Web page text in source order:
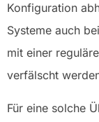
Konfiguration
Systeme auch
mit einer
verfälscht
Für eine solche